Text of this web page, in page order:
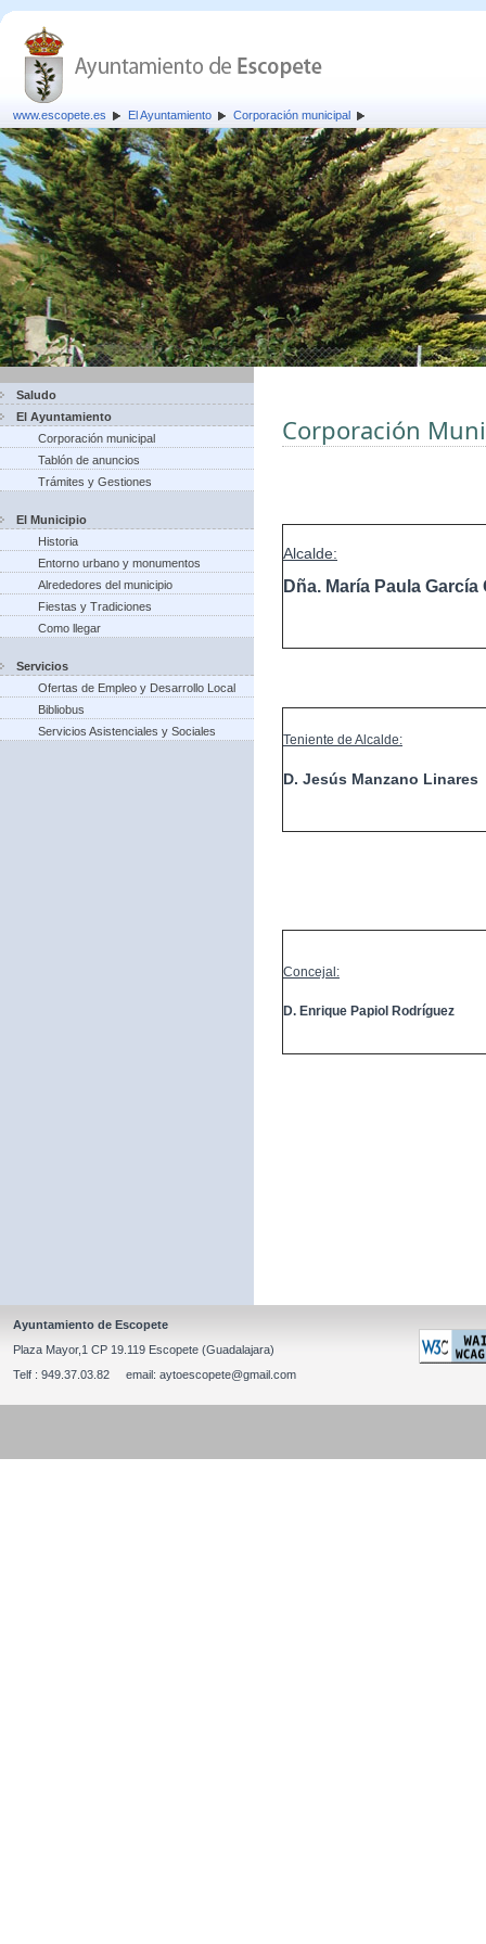
www.escopete.es El Ayuntamiento Corporación municipal
Saludo
El Ayuntamiento
Corporación municipal
Tablón de anuncios
Trámites y Gestiones
El Municipio
Historia
Entorno urbano y monumentos
Alrededores del municipio
Fiestas y Tradiciones
Como llegar
Servicios
Ofertas de Empleo y Desarrollo Local
Bibliobus
Servicios Asistenciales y Sociales
Corporación
Alcalde:
Dña. María Paula
Teniente de Alcalde:
D. Jesús Manzano Linares
Concejal:
D. Enrique Papiol Rodríguez
Ayuntamiento de Escopete
Plaza Mayor,1 CP 19.119 Escopete (Guadalajara)
Telf : 949.37.03.82 email: aytoescopete@gmail.com